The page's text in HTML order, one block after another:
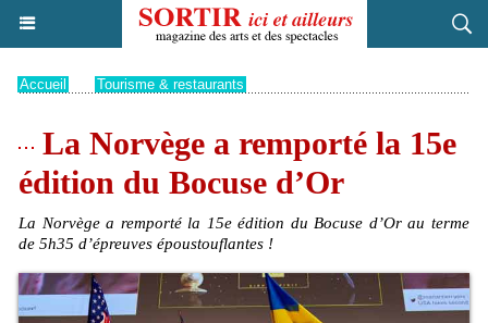
Accueil Tourisme & restaurants
La Norvège a remporté la 15e
édition du Bocuse d’Or
La Norvège a remporté la 15e édition du Bocuse d’Or au terme
de 5h35 d’épreuves époustouflantes !